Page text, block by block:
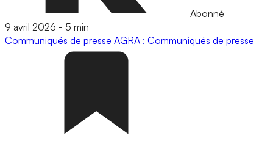
Abonné
9 avril 2026 - 5 min
Communiqués de presse AGRA : Communiqués de presse